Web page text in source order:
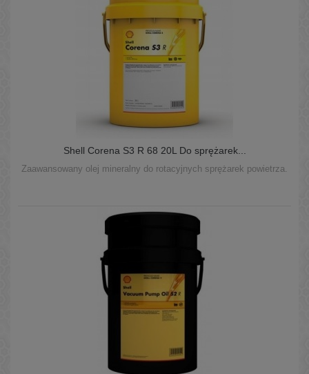
Shell Corena S3 R 68 20L Do sprężarek...
Zaawansowany olej mineralny do rotacyjnych sprężarek powietrza.